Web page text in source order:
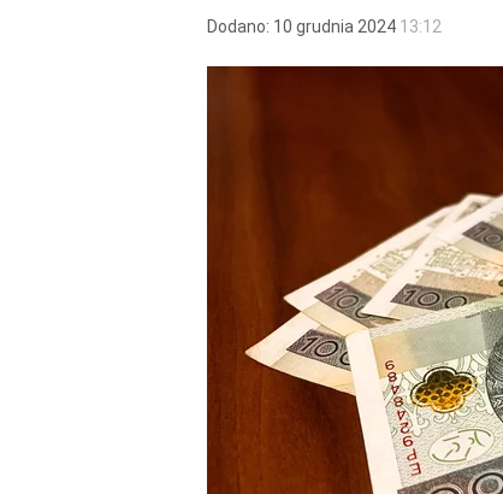
Dodano: 10 grudnia 2024 13:12